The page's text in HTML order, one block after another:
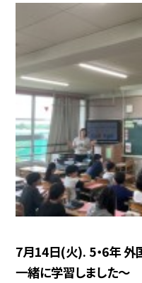
7月14日(火). 5・6年
一緒に学習しました～